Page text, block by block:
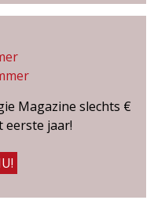
Magazine slechts €
eerste jaar!